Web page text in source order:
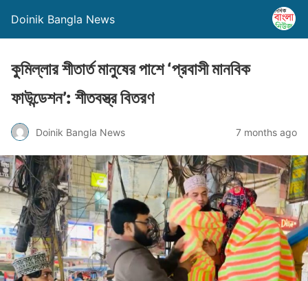
Doinik Bangla News
কুমিল্লার শীতার্ত মানুষের পাশে ‘প্রবাসী মানবিক
ফাউন্ডেশন’: শীতবস্ত্র বিতরণ
Doinik Bangla News 7 months ago